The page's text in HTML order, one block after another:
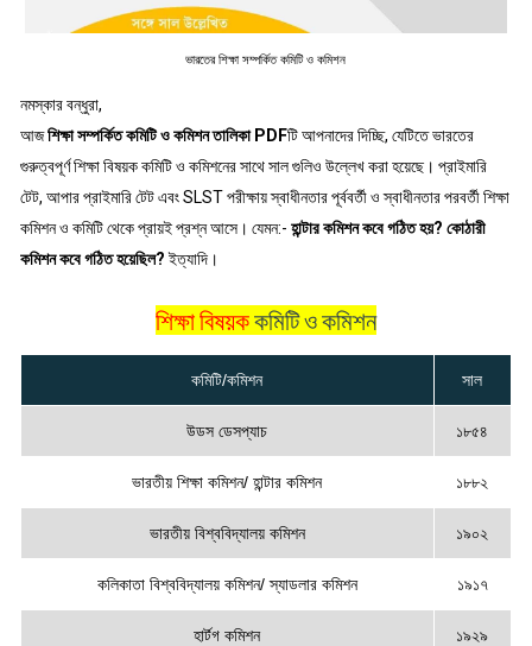
ভারতের শিক্ষা সম্পর্কিত কমিটি ও কমিশন
নমস্কার বন্ধুরা,
আজশিক্ষা সম্পর্কিত কমিটি ও কমিশন তালিকা PDFটি আপনাদের দিচ্ছি, যেটিতে ভারতের
গুরুত্বপূর্ণ শিক্ষা বিষয়ক কমিটি ও কমিশনের সাথে সাল গুলিও উল্লেখ করা হয়েছে। প্রাইমারি
টেট, আপার প্রাইমারি টেট এবং SLST পরীক্ষায় স্বাধীনতার পূর্ববর্তী ও স্বাধীনতার পরবর্তী শিক্ষা
কমিশন ও কমিটি থেকে প্রায়ই প্রশ্ন আসে। যেমন:- হান্টার কমিশন কবে গঠিত হয়? কোঠারী
কমিশন কবে গঠিত হয়েছিল?ইত্যাদি।
শিক্ষা বিষয়ককমিটি ও কমিশন
কমিটি/কমিশন সাল
উডস ডেসপ্যাচ ১৮৫৪
ভারতীয় শিক্ষা কমিশন/ হান্টার কমিশন ১৮৮২
ভারতীয় বিশ্ববিদ্যালয় কমিশন ১৯০২
কলিকাতা বিশ্ববিদ্যালয় কমিশন/ স্যাডলার কমিশন ১৯১৭
হার্টগ কমিশন ১৯২৯